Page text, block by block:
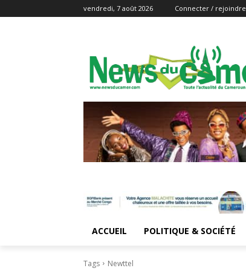
vendredi, 7 août 2026 Connecter / rejoindre
ACCUEIL POLITIQUE & SOCIÉTÉ
Tags Newttel